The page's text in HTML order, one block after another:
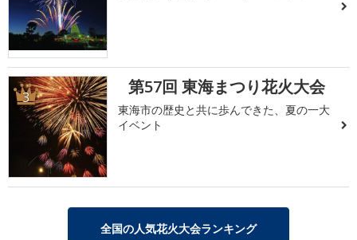
3 第57回 東海まつり花火大会
東海市の歴史と共に歩んできた、夏の一大
イベント
全国の人気花火大会ランキング